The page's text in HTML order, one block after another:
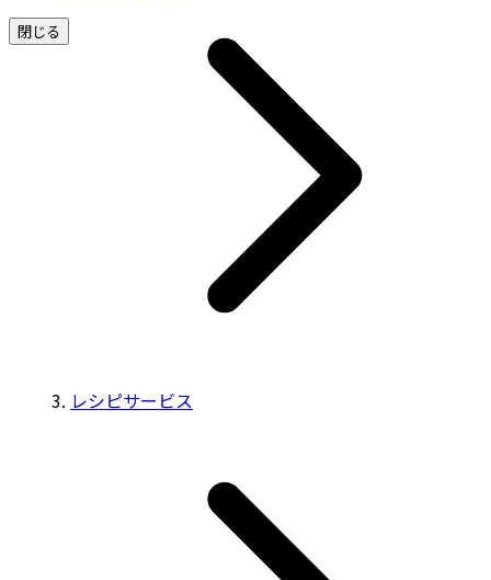
閉じる
レシピサービス